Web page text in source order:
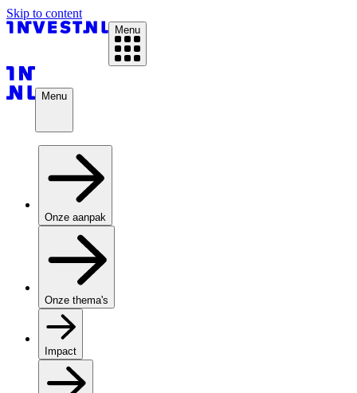
Skip to content
Menu
Menu
Onze aanpak
Onze thema's
Impact